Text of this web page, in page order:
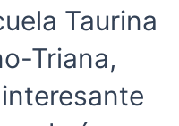
Taurina
Triana,